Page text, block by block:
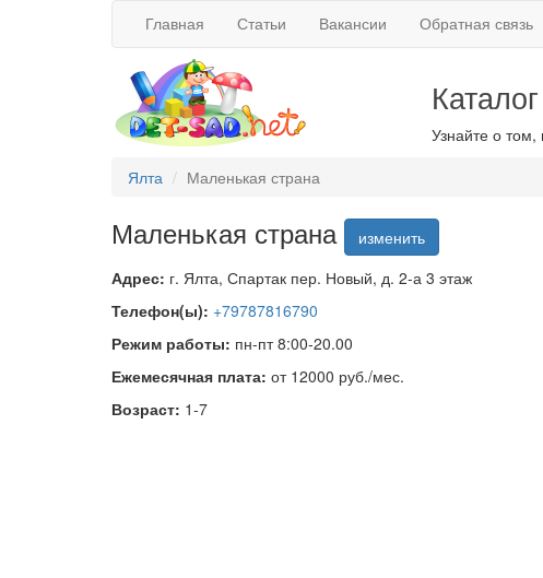
Главная Статьи Вакансии Обратная связь
Узнайте о том,
Ялта
Маленькая страна
Маленькая страна
изменить
Адрес: г. Ялта, Спартак пер. Новый, д. 2-а 3 этаж
Телефон(ы): +79787816790
Режим работы: пн-пт 8:00-20.00
Ежемесячная плата: от 12000 руб./мес.
Возраст: 1-7